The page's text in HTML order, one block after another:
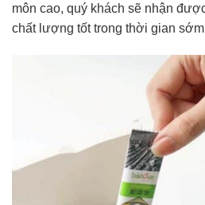
môn cao, quý khách sẽ nhận
chất lượng tốt trong thời gian sớm